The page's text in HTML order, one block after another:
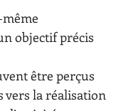
objectif précis
être perçus
vers la réalisation